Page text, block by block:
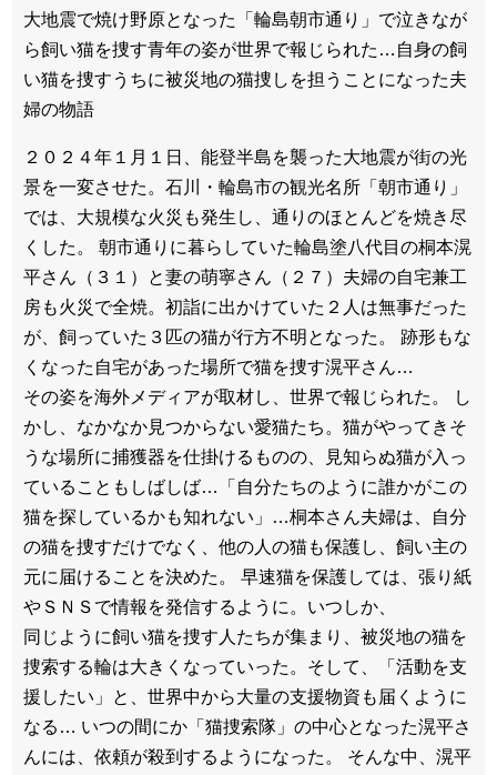
大地震で焼け野原となった「輪島朝市通り」で泣きなが
ら飼い猫を捜す青年の姿が世界で報じられた…自身の飼
い猫を捜すうちに被災地の猫捜しを担うことになった夫
婦の物語
２０２４年１月１日、能登半島を襲った大地震が街の光
景を一変させた。石川・輪島市の観光名所「朝市通り」
では、大規模な火災も発生し、通りのほとんどを焼き尽
くした。 朝市通りに暮らしていた輪島塗八代目の桐本滉
平さん（３１）と妻の萌寧さん（２７）夫婦の自宅兼工
房も火災で全焼。初詣に出かけていた２人は無事だった
が、飼っていた３匹の猫が行方不明となった。 跡形もな
くなった自宅があった場所で猫を捜す滉平さん…
その姿を海外メディアが取材し、世界で報じられた。 し
かし、なかなか見つからない愛猫たち。猫がやってきそ
うな場所に捕獲器を仕掛けるものの、見知らぬ猫が入っ
ていることもしばしば…「自分たちのように誰かがこの
猫を探しているかも知れない」…桐本さん夫婦は、自分
の猫を捜すだけでなく、他の人の猫も保護し、飼い主の
元に届けることを決めた。 早速猫を保護しては、張り紙
やＳＮＳで情報を発信するように。いつしか、
同じように飼い猫を捜す人たちが集まり、被災地の猫を
捜索する輪は大きくなっていった。そして、「活動を支
援したい」と、世界中から大量の支援物資も届くように
なる… いつの間にか「猫捜索隊」の中心となった滉平さ
んには、依頼が殺到するようになった。 そんな中、滉平